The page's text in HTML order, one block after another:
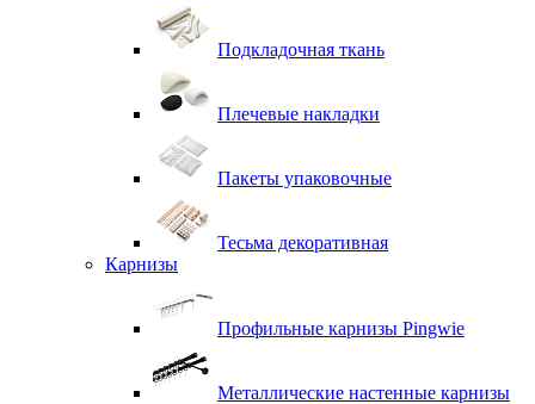
Подкладочная ткань
Плечевые накладки
Пакеты упаковочные
Тесьма декоративная
Карнизы
Профильные карнизы Pingwie
Металлические настенные карнизы